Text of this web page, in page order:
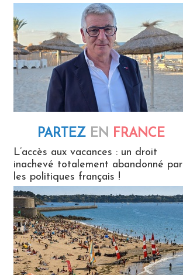
PARTEZ EN FRANCE
L’accès aux vacances : un droit
inachevé totalement abandonné par
les politiques français !